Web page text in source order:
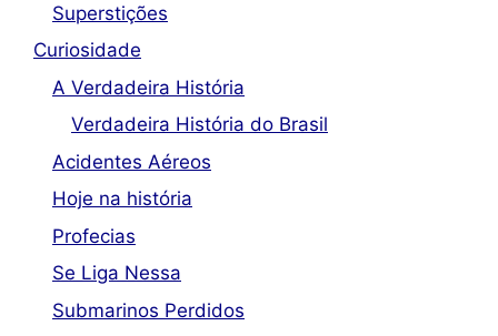
Superstições
Curiosidade
A Verdadeira História
Verdadeira História do Brasil
Acidentes Aéreos
Hoje na história
Profecias
Se Liga Nessa
Submarinos Perdidos